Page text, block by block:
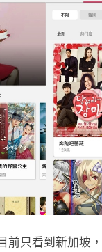
前只看到新加坡